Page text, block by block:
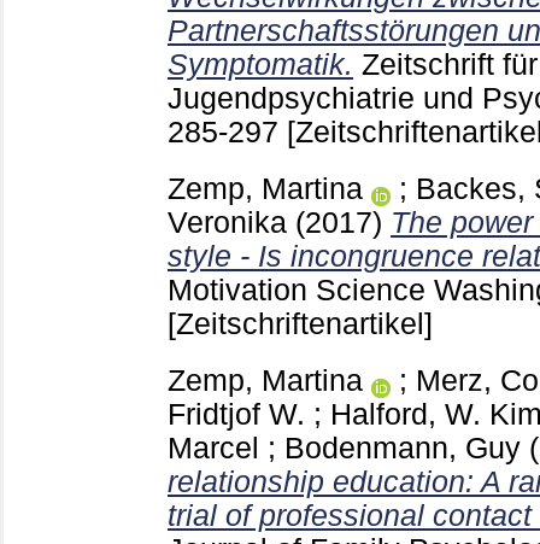
Partnerschaftsstörungen
Symptomatik. Zeitschrift
Jugendpsychiatrie und
285-297
Zemp, Martina
; Backes,
Veronika (2017) The
style - Is incongruence
Motivation Science
[Zeitschriftenartikel]
Zemp, Martina
; Merz,
Fridtjof W. ; Halford, W.
Marcel ; Bodenmann, Guy
relationship education: A
trial of professional